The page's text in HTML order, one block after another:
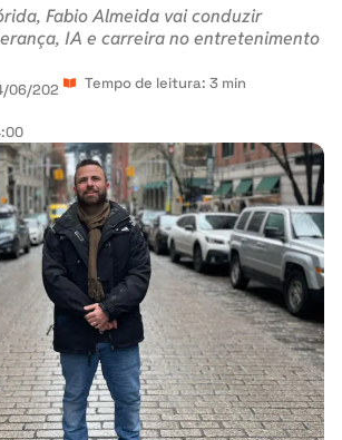
Fabio Almeida vai conduzir
IA e carreira no entretenimento
06/202
Tempo de leitura: 3 min